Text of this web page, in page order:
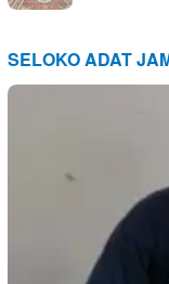
SELOKO ADAT